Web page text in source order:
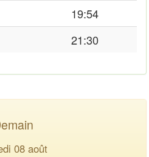
19:54
21:30
08 août